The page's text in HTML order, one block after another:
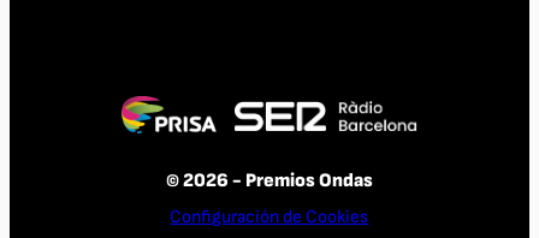
© 2026 - Premios Ondas
Configuración de Cookies